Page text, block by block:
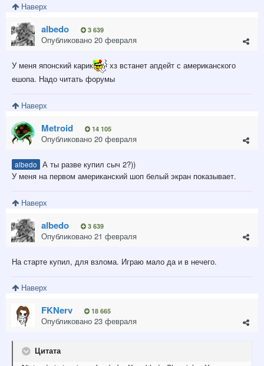
Наверх
albedo 3 639
Опубликовано 20 февраля
У меня японский карик
хз встанет апдейт с американского
ешопа. Надо читать форумы
Наверх
Metroid 14 105
Опубликовано 20 февраля
albedo
А ты разве купил сыч 2?))
У меня на первом американский шоп белый экран показывает.
Наверх
albedo 3 639
Опубликовано 21 февраля
На старте купил, для взлома. Играю мало да и в нечего.
Наверх
FKNerv 18 665
Опубликовано 23 февраля
Цитата